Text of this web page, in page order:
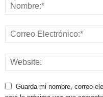
Guarda mi nombre, correo